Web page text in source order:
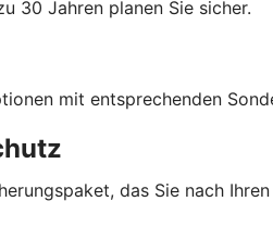
30 Jahren planen Sie sicher.
mit entsprechenden
das Sie nach